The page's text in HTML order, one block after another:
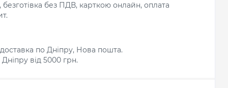
безготівка без ПДВ, карткою онлайн, оплата
по Дніпру, Нова пошта.
від 5000 грн.